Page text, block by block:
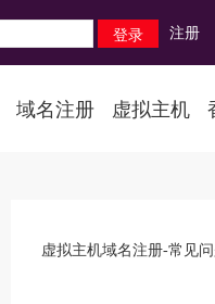
注册
域名注册 虚拟主机
虚拟主机域名注册-常见